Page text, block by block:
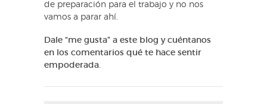
de preparación para el trabajo y no nos
vamos a parar ahí.
Dale “me gusta” a este blog y cuéntanos
en los comentarios qué te hace sentir
empoderada.